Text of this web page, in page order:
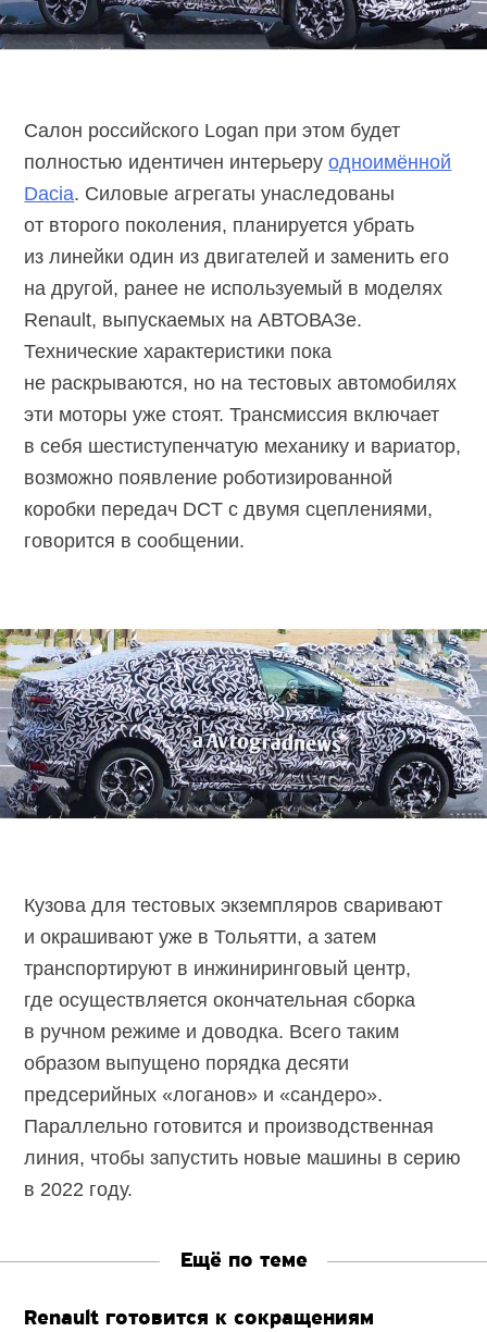
Салон российского Logan при этом будет
полностью идентичен интерьеруодноимённой
Dacia. Силовые агрегаты унаследованы
от второго поколения, планируется убрать
из линейки один из двигателей и заменить его
на другой, ранее не используемый в моделях
Renault, выпускаемых на АВТОВАЗе.
Технические характеристики пока
не раскрываются, но на тестовых автомобилях
эти моторы уже стоят. Трансмиссия включает
в себя шестиступенчатую механику и вариатор,
возможно появление роботизированной
коробки передач DCT с двумя сцеплениями,
говорится в сообщении.
Кузова для тестовых экземпляров сваривают
и окрашивают уже в Тольятти, а затем
транспортируют в инжиниринговый центр,
где осуществляется окончательная сборка
в ручном режиме и доводка. Всего таким
образом выпущено порядка десяти
предсерийных «логанов» и «сандеро».
Параллельно готовится и производственная
линия, чтобы запустить новые машины в серию
в 2022 году.
Ещё по теме
Renault готовится к сокращениям